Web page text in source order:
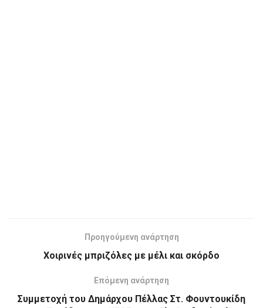
Προηγούμενη ανάρτηση
Χοιρινές μπριζόλες με μέλι και σκόρδο
Επόμενη ανάρτηση
Συμμετοχή του Δημάρχου Πέλλας Στ. Φουντουκίδη